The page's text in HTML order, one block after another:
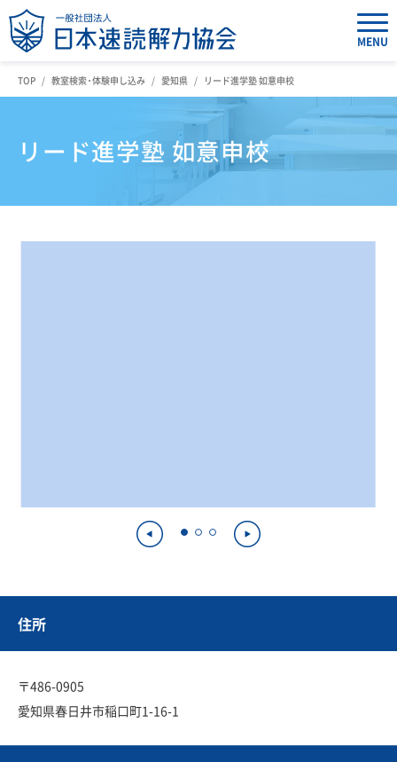
MENU
TOP 教室検索・体験申し込み 愛知県 リード進学塾 如意申校
リード進学塾 如意申校
住所
〒486-0905
愛知県春日井市稲口町1-16-1